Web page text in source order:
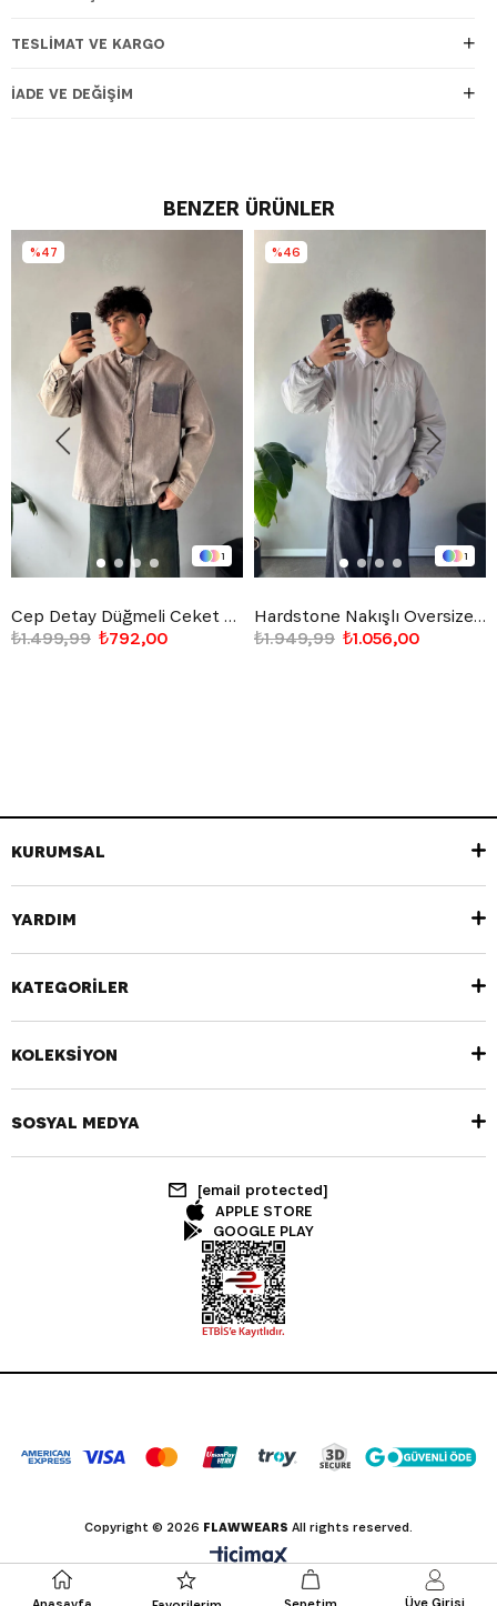
TESLIMAT VE KARGO
İADE VE DEĞIŞIM
BENZER ÜRÜNLER
1
Cep Detay Düğmeli Ceket Taş Rengi
₺792,00
₺1.499,99
%47
1
Hardstone Nakışlı Oversize Ceket Gri
₺1.056,00
₺1.949,99
%46
KURUMSAL
YARDIM
KATEGORİLER
KOLEKSİYON
SOSYAL MEDYA
[email protected]
APPLE STORE
GOOGLE PLAY
Copyright © 2026 FLAWWEARS All rights reserved.
Üye Girişi